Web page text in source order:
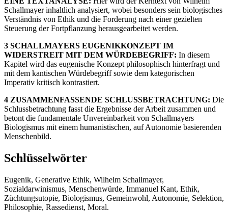
Schallmayer inhaltlich analysiert, wobei besonders sein biologisches
Verständnis von Ethik und die Forderung nach einer gezielten
Steuerung der Fortpflanzung herausgearbeitet werden.
3 SCHALLMAYERS EUGENIKKONZEPT IM
WIDERSTREIT MIT DEM WÜRDEBEGRIFF: In diesem
Kapitel wird das eugenische Konzept philosophisch hinterfragt und
mit dem kantischen Würdebegriff sowie dem kategorischen
Imperativ kritisch kontrastiert.
4 ZUSAMMENFASSENDE SCHLUSSBETRACHTUNG: Die
Schlussbetrachtung fasst die Ergebnisse der Arbeit zusammen und
betont die fundamentale Unvereinbarkeit von Schallmayers
Biologismus mit einem humanistischen, auf Autonomie basierenden
Menschenbild.
Schlüsselwörter
Eugenik, Generative Ethik, Wilhelm Schallmayer,
Sozialdarwinismus, Menschenwürde, Immanuel Kant, Ethik,
Züchtungsutopie, Biologismus, Gemeinwohl, Autonomie, Selektion,
Philosophie, Rassedienst, Moral.